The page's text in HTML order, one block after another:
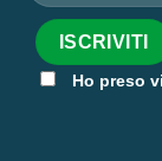
Ho preso